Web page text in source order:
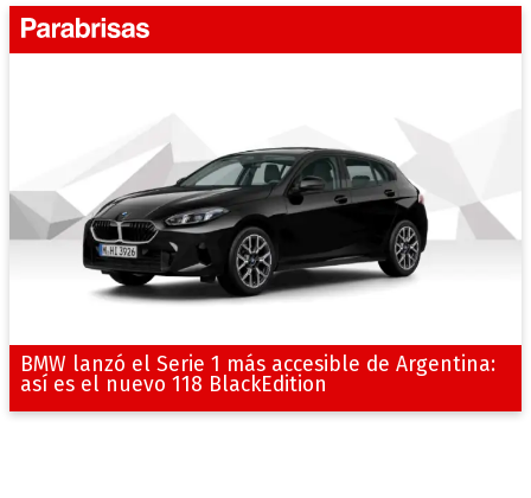
BMW lanzó el Serie 1 más accesible de Argentina:
así es el nuevo 118 BlackEdition